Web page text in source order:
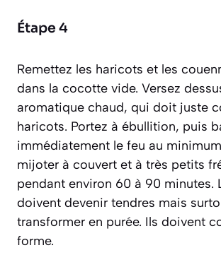
Étape 4
Remettez les haricots et les
dans la cocotte vide. Versez
aromatique chaud, qui doit juste
haricots. Portez à ébullition, puis
immédiatement le feu au
mijoter à couvert et à très petits
pendant environ 60 à 90 minutes.
doivent devenir tendres mais
transformer en purée. Ils doivent
forme.